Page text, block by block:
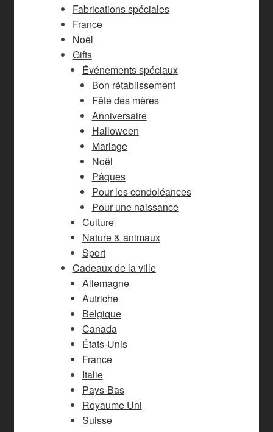
Fabrications spéciales
France
Noël
Gifts
Événements spéciaux
Bon rétablissement
Fête des mères
Anniversaire
Halloween
Mariage
Noël
Pâques
Pour les condoléances
Pour une naissance
Culture
Nature & animaux
Sport
Cadeaux de la ville
Allemagne
Autriche
Belgique
Canada
États-Unis
France
Italie
Pays-Bas
Royaume Uni
Suisse